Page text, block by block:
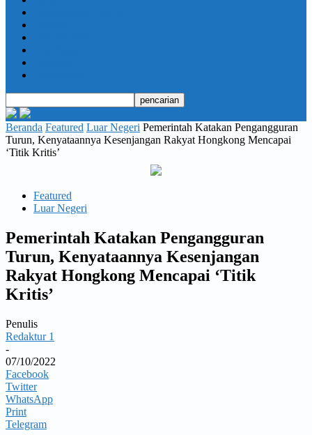
Beranda Featured Luar Negeri Pemerintah Katakan Pengangguran
Turun, Kenyataannya Kesenjangan Rakyat Hongkong Mencapai
‘Titik Kritis’
Featured
Luar Negeri
Pemerintah Katakan Pengangguran
Turun, Kenyataannya Kesenjangan
Rakyat Hongkong Mencapai ‘Titik
Kritis’
Penulis
Redaktur 1
-
07/10/2022
Facebook
Twitter
WhatsApp
Print
Telegram